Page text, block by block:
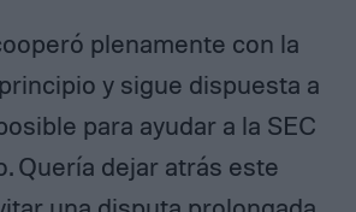
plenamente con la
y sigue dispuesta a
para ayudar a la SEC
Quería dejar atrás este